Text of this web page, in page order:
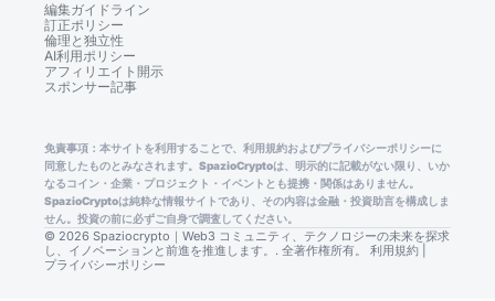
編集ガイドライン
訂正ポリシー
倫理と独立性
AI利用ポリシー
アフィリエイト開示
スポンサー記事
免責事項：本サイトを利用することで、利用規約およびプライバシーポリシーに
同意したものとみなされます。SpazioCryptoは、明示的に記載がない限り、いか
なるコイン・企業・プロジェクト・イベントとも提携・関係はありません。
SpazioCryptoは純粋な情報サイトであり、その内容は金融・投資助言を構成しま
せん。投資の前に必ずご自身で調査してください。
© 2026 Spaziocrypto｜Web3 コミュニティ、テクノロジーの未来を探求
し、イノベーションと前進を推進します。. 全著作権所有。 利用規約
プライバシーポリシー